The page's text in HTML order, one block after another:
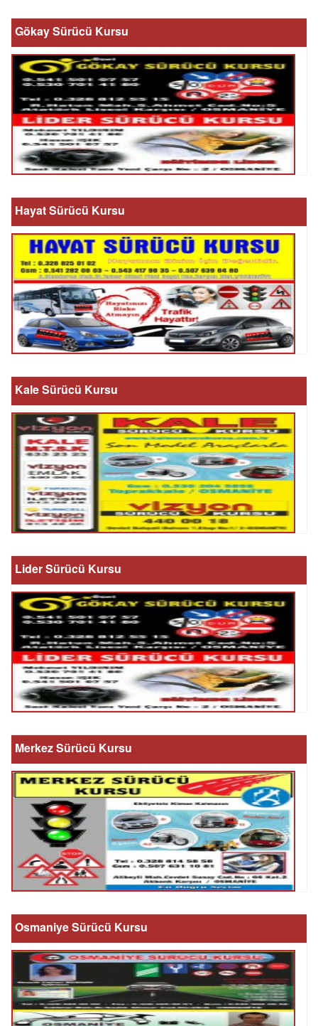
Gökay Sürücü Kursu
Hayat Sürücü Kursu
Kale Sürücü Kursu
Lider Sürücü Kursu
Merkez Sürücü Kursu
Osmaniye Sürücü Kursu